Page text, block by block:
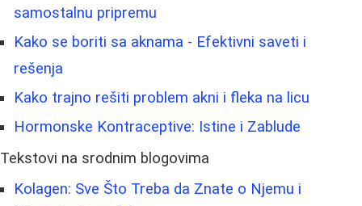
samostalnu pripremu
Kako se boriti sa aknama - Efektivni saveti i
rešenja
Kako trajno rešiti problem akni i fleka na licu
Hormonske Kontraceptive: Istine i Zablude
Tekstovi na srodnim blogovima
Kolagen: Sve Što Treba da Znate o Njemu i